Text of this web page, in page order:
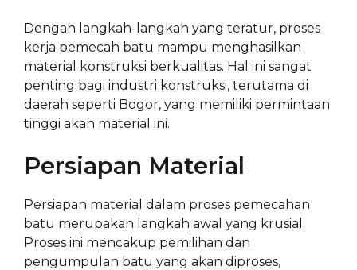
Dengan langkah-langkah yang teratur, proses
kerja pemecah batu mampu menghasilkan
material konstruksi berkualitas. Hal ini sangat
penting bagi industri konstruksi, terutama di
daerah seperti Bogor, yang memiliki permintaan
tinggi akan material ini.
Persiapan Material
Persiapan material dalam proses pemecahan
batu merupakan langkah awal yang krusial.
Proses ini mencakup pemilihan dan
pengumpulan batu yang akan diproses,